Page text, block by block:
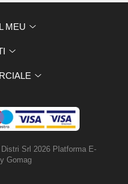
MEU
Srl 2026 Platforma E-
Gomag